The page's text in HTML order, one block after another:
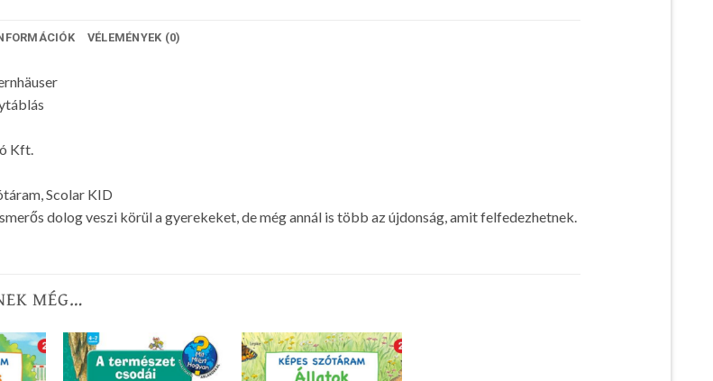
VÉLEMÉNYEK (0)
Kft.
Scolar KID
dolog veszi körül a gyerekeket, de még annál is több az újdonság, amit felfedezhetnek.
MÉG…